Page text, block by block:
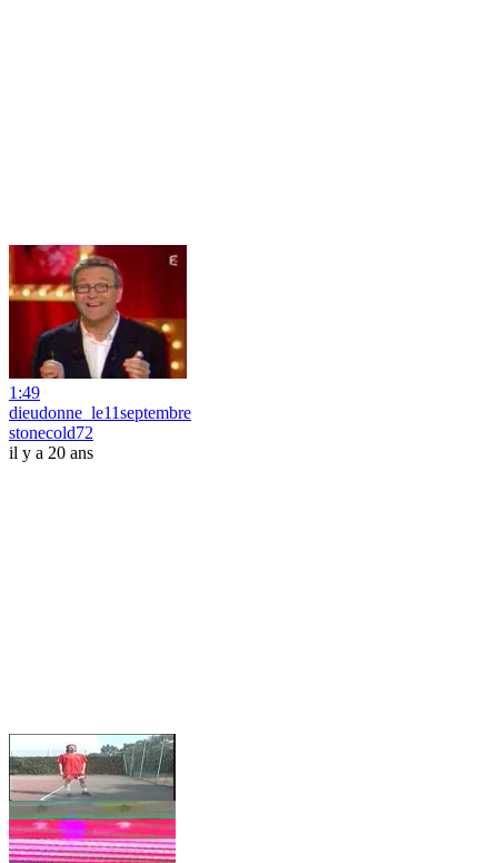
1:49
dieudonne_le11septembre
stonecold72
il y a 20 ans